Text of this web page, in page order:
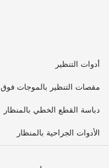
أدوات التنظير
مقصات التنظير بالموجات فوق
الصوتية
دباسة القطع الخطي بالمنظار
الأدوات الجراحية بالمنظار